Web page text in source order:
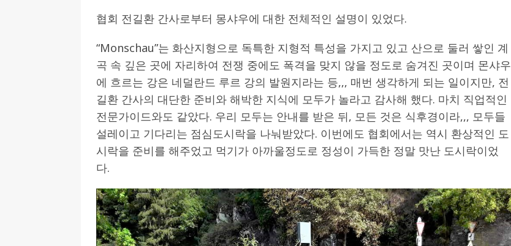
협회 전길환 간사로부터 몽샤우에 대한 전체적인 설명이 있었다.
“Monschau”는 화산지형으로 독특한 지형적 특성을 가지고 있고 산으로 둘러 쌓인 계
곡 속 깊은 곳에 자리하여 전쟁 중에도 폭격을 맞지 않을 정도로 숨겨진 곳이며 몬샤우
에 흐르는 강은 네덜란드 루르 강의 발원지라는 등,,, 매번 생각하게 되는 일이지만, 전
길환 간사의 대단한 준비와 해박한 지식에 모두가 놀라고 감사해 했다. 마치 직업적인
전문가이드와도 같았다. 우리 모두는 안내를 받은 뒤, 모든 것은 식후경이라,,, 모두들
설레이고 기다리는 점심도시락을 나눠받았다. 이번에도 협회에서는 역시 환상적인 도
시락을 준비를 해주었고 먹기가 아까울정도로 정성이 가득한 정말 맛난 도시락이었
다.